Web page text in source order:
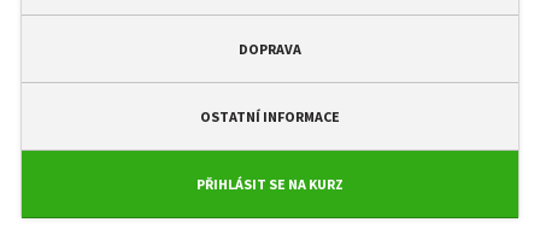
DOPRAVA
OSTATNÍ INFORMACE
PŘIHLÁSIT SE NA KURZ